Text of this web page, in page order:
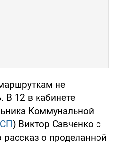
не
В 12 в кабинете
Коммунальной
) Виктор Савченко с
о проделанной